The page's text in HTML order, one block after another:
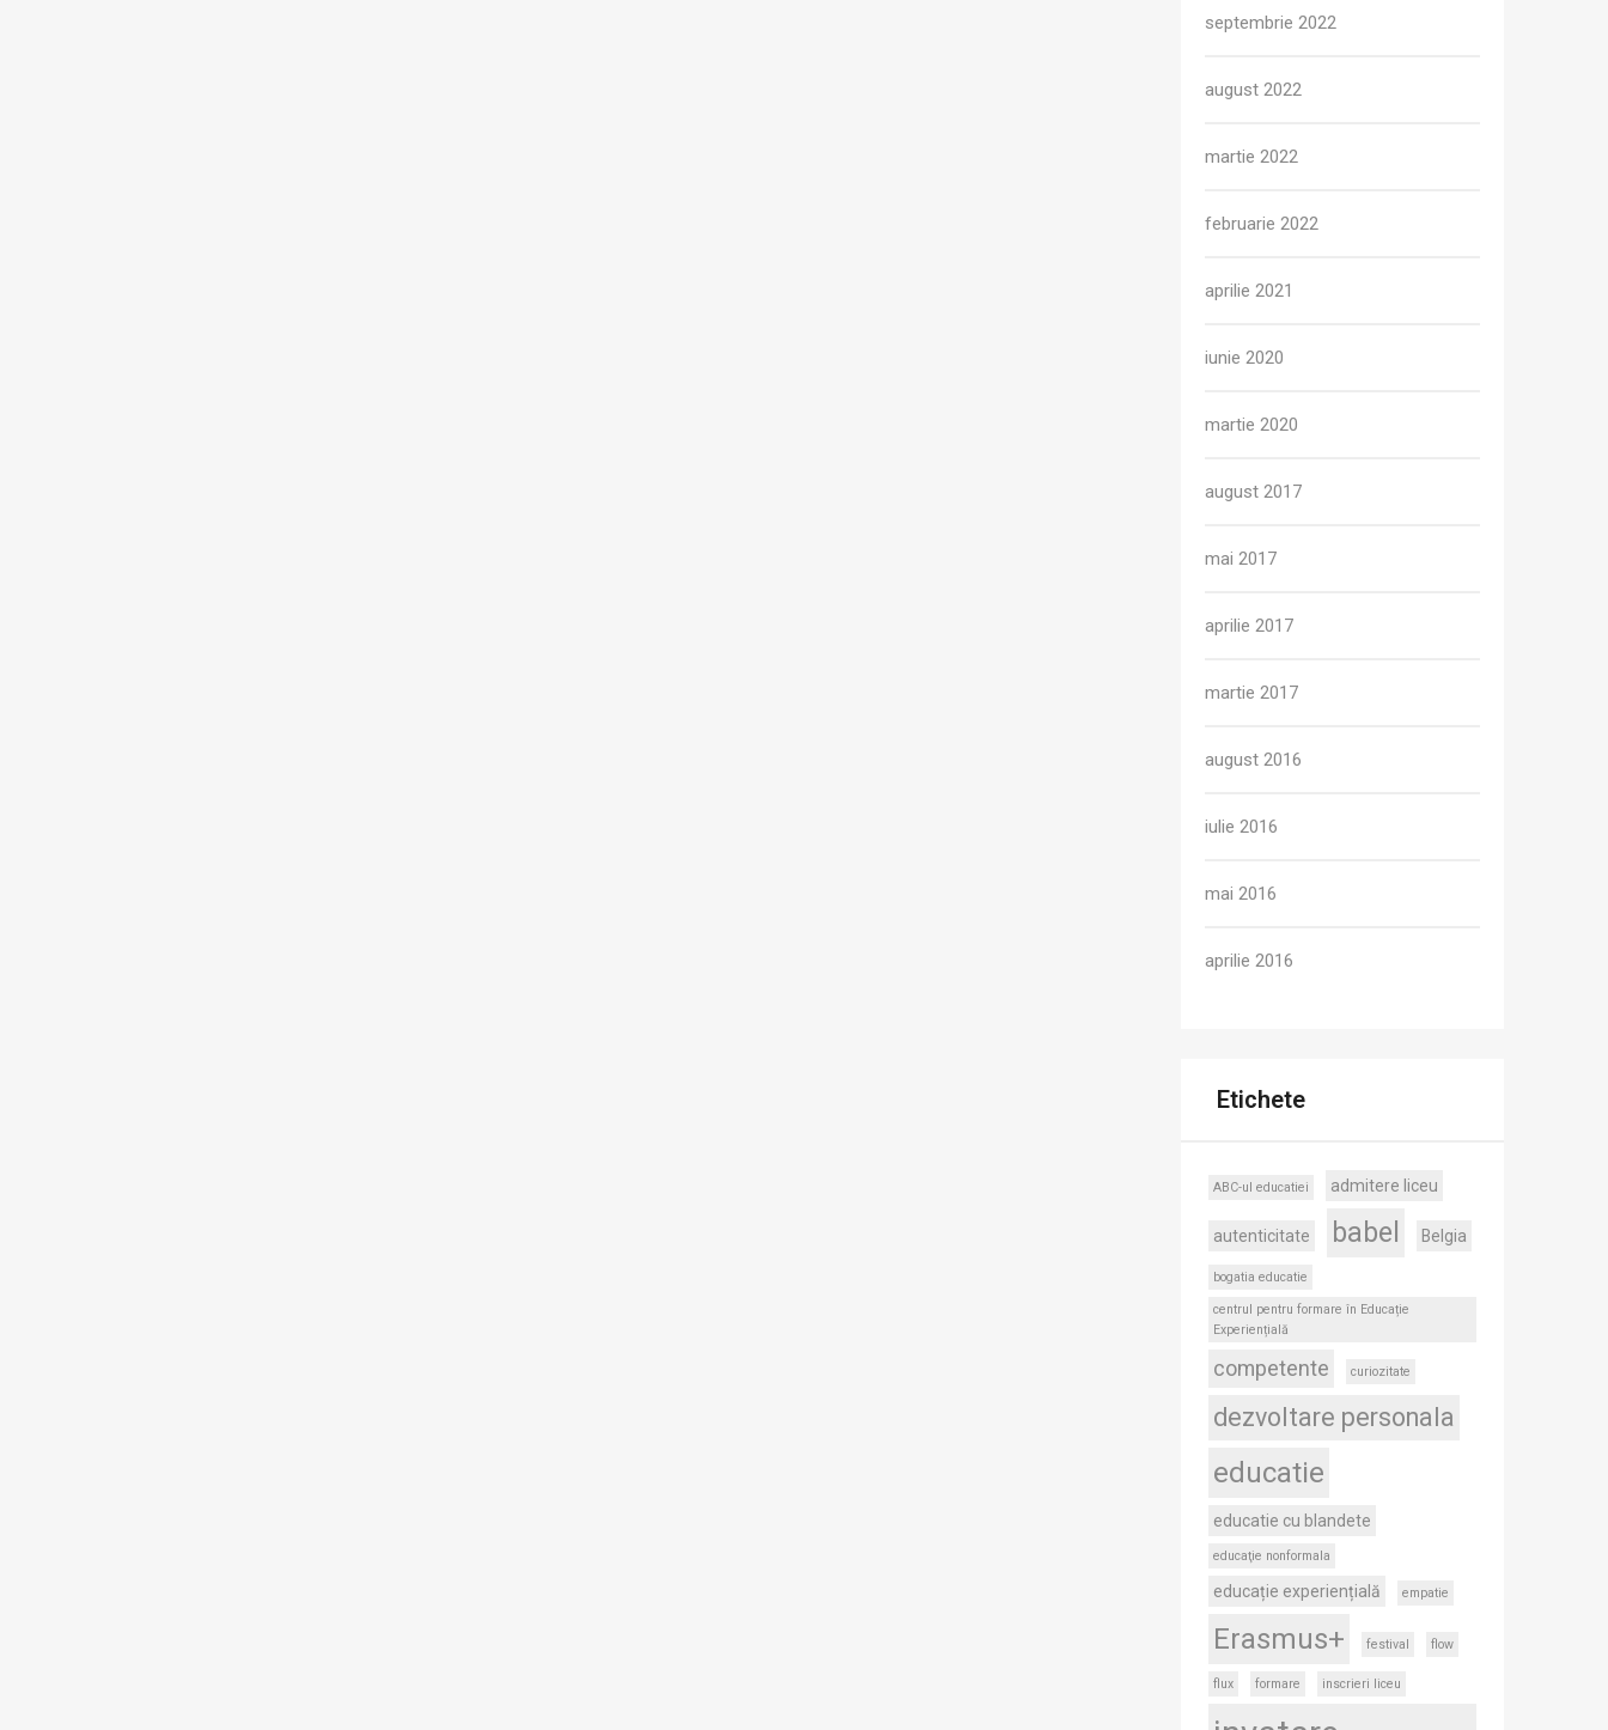
septembrie 2022
august 2022
martie 2022
februarie 2022
aprilie 2021
iunie 2020
martie 2020
august 2017
mai 2017
aprilie 2017
martie 2017
august 2016
iulie 2016
mai 2016
aprilie 2016
Etichete
ABC-ul educatiei admitere liceu
autenticitate babel Belgia
bogatia educatie
centrul pentru formare în Educație
Experiențială
competente curiozitate
dezvoltare personala
educatie
educatie cu blandete
educaţie nonformala
educație experiențială empatie
Erasmus+ festival flow
flux formare inscrieri liceu